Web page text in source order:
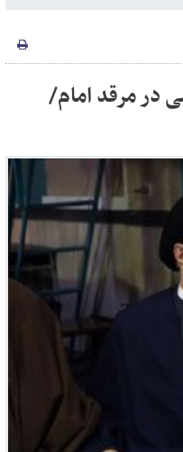
مرقد امام/